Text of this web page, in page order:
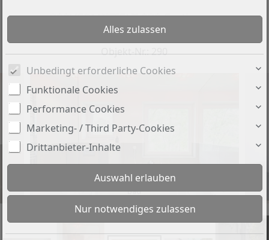
***VERMITTELT *** Erstbezug
selbst einziehen o. Kapitalanlage
Objekt-Nr.: 290
Bad
Unbedingt erforderliche Cookies
Funktionale Cookies
Performance Cookies
Marketing- / Third Party-Cookies
Drittanbieter-Inhalte